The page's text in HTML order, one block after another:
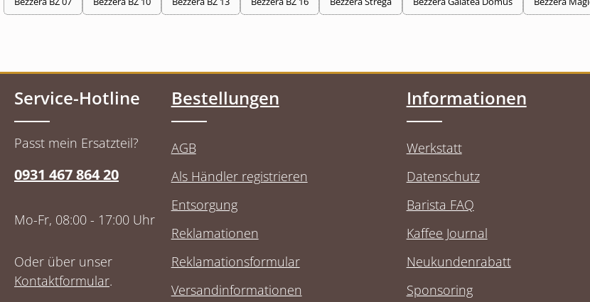
Service-Hotline
Passt mein Ersatzteil?
0931 467 864 20
Mo-Fr, 08:00 - 17:00 Uhr
Oder über unser
Kontaktformular.
Bestellungen
AGB
Als Händler registrieren
Entsorgung
Reklamationen
Reklamationsformular
Versandinformationen
Informationen
Werkstatt
Datenschutz
Barista FAQ
Kaffee Journal
Neukundenrabatt
Sponsoring